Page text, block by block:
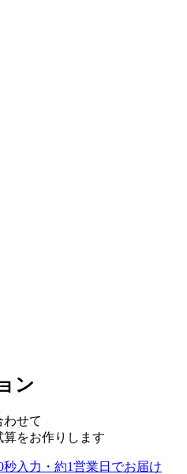
ン
せて
をお作りします
秒入力・約1営業日でお届け